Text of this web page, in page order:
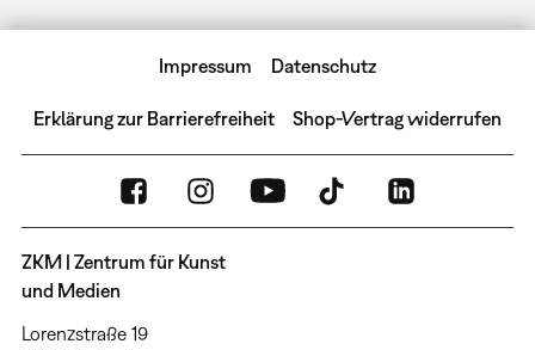
Impressum Datenschutz
Erklärung zur Barrierefreiheit Shop-Vertrag widerrufen
ZKM | Zentrum für Kunst
und Medien
Lorenzstraße 19